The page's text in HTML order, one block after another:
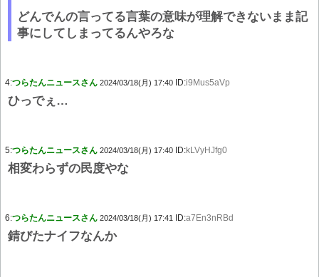
どんでんの言ってる言葉の意味が理解できないまま記
事にしてしまってるんやろな
4:つらたんニュースさん 2024/03/18(月) 17:40 ID:i9Mus5aVp
ひっでぇ…
5:つらたんニュースさん 2024/03/18(月) 17:40 ID:kLVyHJfg0
相変わらずの民度やな
6:つらたんニュースさん 2024/03/18(月) 17:41 ID:a7En3nRBd
錆びたナイフなんか